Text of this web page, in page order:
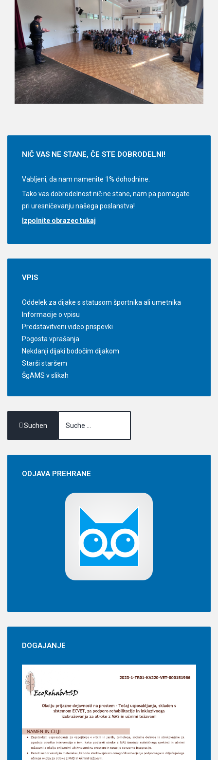
NIČ VAS NE STANE, ČE STE DOBRODELNI!
Vabljeni, da nam namenite 1% dohodnine.
Tako vas dobrodelnost nič ne stane, nam pa pomagate
pri uresničevanju našega poslanstva!
Izpolnite obrazec tukaj
VPIS
Oddelek za dijake s statusom športnika ali umetnika
Informacije o vpisu
Predstavitveni video prispevki
Pogosta vprašanja
Nekdanji dijaki bodočim dijakom
Starši staršem
ŠgAMS v slikah
Suchen
ODJAVAPREHRANE
DOGAJANJE